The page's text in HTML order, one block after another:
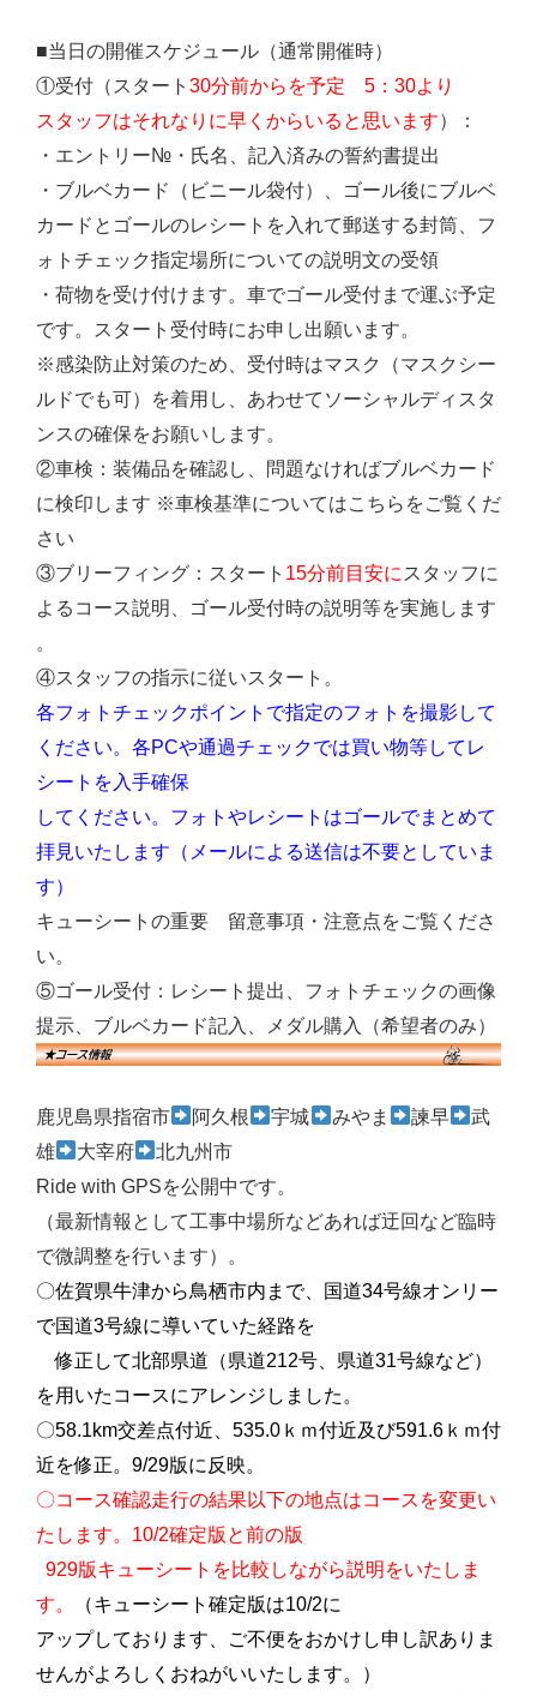
■当日の開催スケジュール（通常開催時）
①受付（スタート 30分前からを予定 5：30より
スタッフはそれなりに早くからいると思います）：
・エントリー№・氏名、記入済みの誓約書提出
・ブルベカード（ビニール袋付）、ゴール後にブルベ
カードとゴールのレシートを入れて郵送する封筒、フ
ォトチェック指定場所についての説明文の受領
・荷物を受け付けます。車でゴール受付まで運ぶ予定
です。スタート受付時にお申し出願います。
※感染防止対策のため、受付時はマスク（マスクシー
ルドでも可）を着用し、あわせてソーシャルディスタ
ンスの確保をお願いします。
②車検：装備品を確認し、問題なければブルベカード
に検印します ※車検基準についてはこちらをご覧くだ
さい
③ブリーフィング：スタート 15分前目安に スタッフに
よるコース説明、ゴール受付時の説明等を実施します
。
④スタッフの指示に従いスタート。
各フォトチェックポイントで指定のフォトを撮影して
ください。各PCや通過チェックでは買い物等してレ
シートを入手確保
してください。フォトやレシートはゴールでまとめて
拝見いたします（メールによる送信は不要としていま
す）
キューシートの重要 留意事項・注意点をご覧くださ
い。
⑤ゴール受付：レシート提出、フォトチェックの画像
提示、ブルベカード記入、メダル購入（希望者のみ）
鹿児島県指宿市 阿久根 宇城 みやま 諫早
武
雄
大宰府
北九州市
Ride with GPSを公開中です。
（最新情報として工事中場所などあれば迂回など臨時
で微調整を行います）。
〇佐賀県牛津から鳥栖市内まで、国道34号線オンリー
で国道3号線に導いていた経路を
修正して北部県道（県道212号、県道31号線など）
を用いたコースにアレンジしました。
〇58.1km交差点付近、535.0ｋｍ付近及び591.6ｋｍ付
近を修正。9/29版に反映。
〇コース確認走行の結果以下の地点はコースを変更い
たします。10/2確定版と前の版
929版キューシートを比較しながら説明をいたしま
す。
（キューシート確定版は10/2に
アップしております、ご不便をおかけし申し訳ありま
せんがよろしくおねがいいたします。）